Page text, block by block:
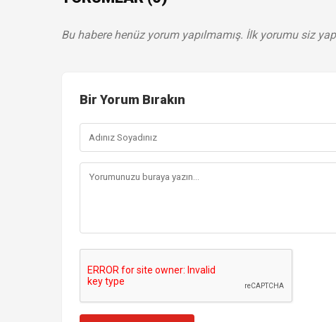
Bu habere henüz yorum yapılmamış. İlk yorumu siz
Bir Yorum Bırakın